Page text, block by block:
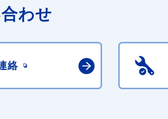
わせ
絡